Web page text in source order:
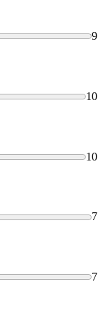
9
10
10
7
7